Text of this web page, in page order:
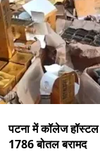
पटना में कॉलेज
1786 बोतल बरामद